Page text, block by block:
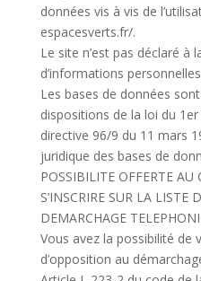
données vis à vis de
espacesverts.fr/.
Le site n’est pas déclaré à
d’informations
Les bases de données
dispositions de la loi du
directive 96/9 du 11 mars
juridique des bases de
POSSIBILITE OFFERTE
S’INSCRIRE SUR LA LISTE
DEMARCHAGE
Vous avez la possibilité de
d’opposition au